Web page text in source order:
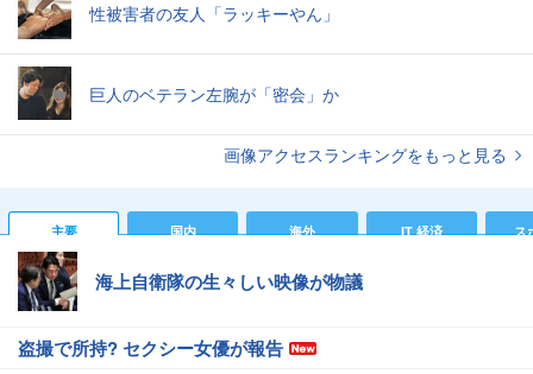
性被害者の友人「ラッキーやん」
巨人のベテラン左腕が「密会」か
画像アクセスランキングをもっと見る
主要 国内 海外 IT 経済 ス
海上自衛隊の生々しい映像が物議
盗撮で所持? セクシー女優が報告